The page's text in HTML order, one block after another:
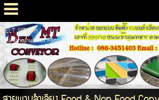
BELT MT.com
จำหน่ายสายพานลำเลียง Food & Non Food Conveyor Belts เคร่องจักรอุต